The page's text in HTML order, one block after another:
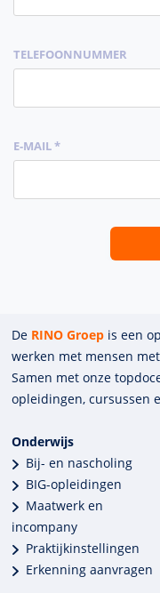
TELEFOONNUMMER
E-MAIL *
De RINO Groep is een
werken met mensen
Samen met onze
opleidingen, cursussen
Onderwijs
Bij- en nascholing
BIG-opleidingen
Maatwerk en
incompany
Praktijkinstellingen
Erkenning aanvragen